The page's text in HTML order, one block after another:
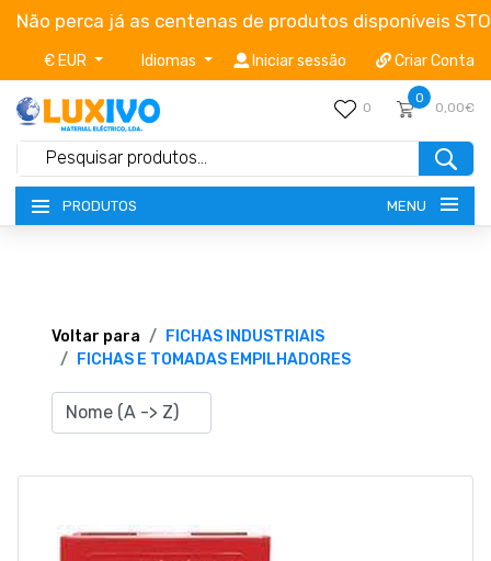
Não perca já as centenas de produtos disponíveis
€ EUR Idiomas Iniciar sessão Criar Conta
0
0
0,00€
PRODUTOS MENU
TERMOS E CONDIÇÕES
CONTACTOS
Voltar para
FICHAS INDUSTRIAIS
FICHAS E TOMADAS EMPILHADORES